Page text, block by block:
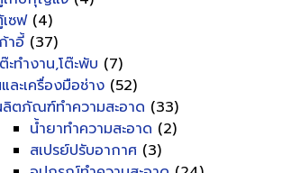
ซฟ(4)
าอี้ (37)
ะทำงาน,โต๊ะพับ (7)
ละเครื่องมือช่าง (52)
ตภัณฑ์ทำความสะอาด (33)
น้ำยาทำความสะอาด (2)
สเปรย์ปรับอากาศ (3)